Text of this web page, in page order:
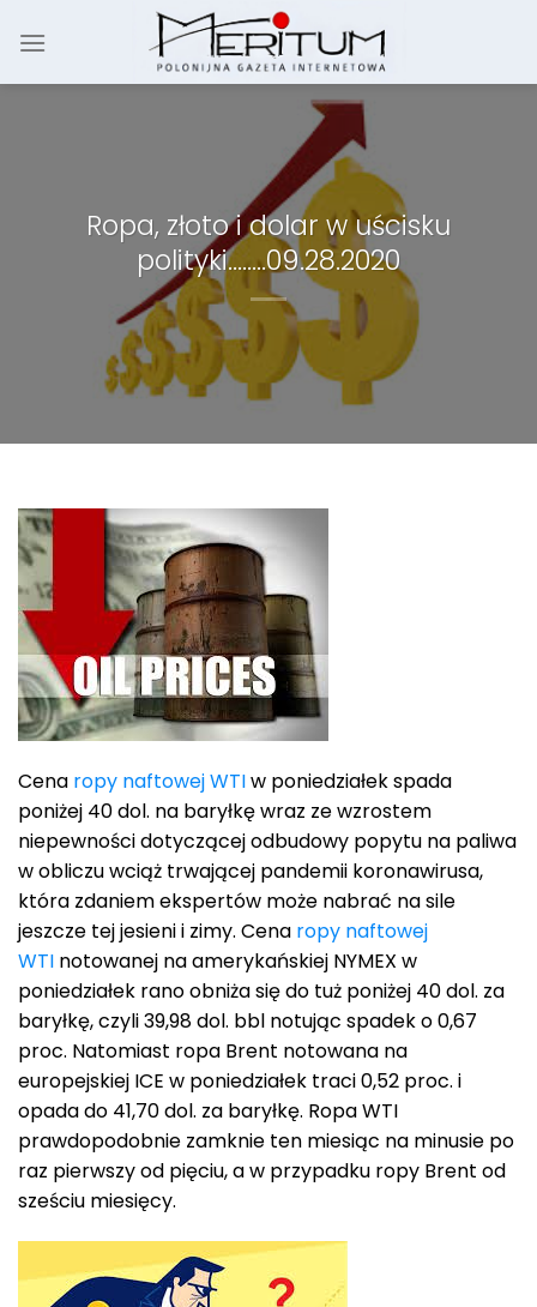
Ropa, złoto i dolar w uścisku
polityki……..09.28.2020
Cena ropy naftowej WTIw poniedziałek spada
poniżej 40 dol. na baryłkę wraz ze wzrostem
niepewności dotyczącej odbudowy popytu na paliwa
w obliczu wciąż trwającej pandemii koronawirusa,
która zdaniem ekspertów może nabrać na sile
jeszcze tej jesieni i zimy. Cena ropy naftowej
WTI notowanej na amerykańskiej NYMEX w
poniedziałek rano obniża się do tuż poniżej 40 dol. za
baryłkę, czyli 39,98 dol. bbl notując spadek o 0,67
proc. Natomiast ropa Brent notowana na
europejskiej ICE w poniedziałek traci 0,52 proc. i
opada do 41,70 dol. za baryłkę. Ropa WTI
prawdopodobnie zamknie ten miesiąc na minusie po
raz pierwszy od pięciu, a w przypadku ropy Brent od
sześciu miesięcy.